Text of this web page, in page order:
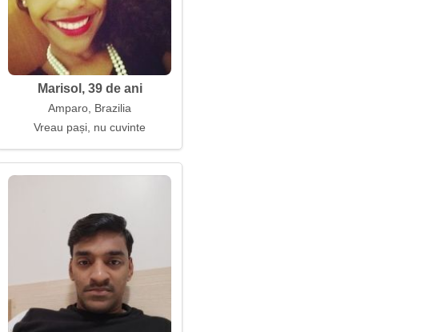
Marisol, 39 de ani
Amparo, Brazilia
Vreau pași, nu cuvinte